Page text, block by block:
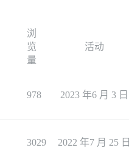
浏
览
量
活动
978 2023 年6 月 3 日
3029 2022 年7 月 25 日